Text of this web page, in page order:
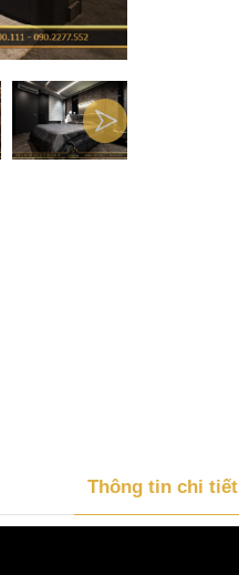
Thông tin chi tiết